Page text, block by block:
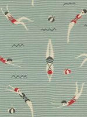
Edel und doch
hochaktuell: